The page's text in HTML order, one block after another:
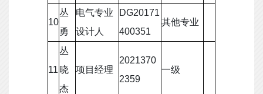
10
丛
勇
电气专业
设计人
DG20171
400351
其他专业
11
丛
晓
杰
项目经理
2021370
2359
一级